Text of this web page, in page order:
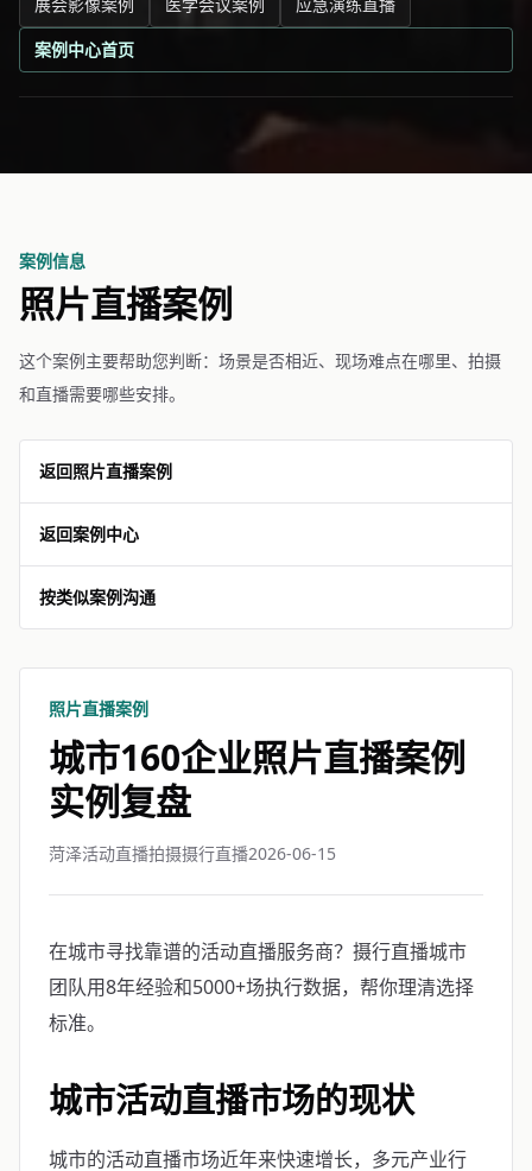
案例中心首页
案例信息
照片直播案例
这个案例主要帮助您判断：场景是否相近、现场难点在哪里、拍摄
和直播需要哪些安排。
返回照片直播案例
返回案例中心
按类似案例沟通
照片直播案例
城市160企业照片直播案例
实例复盘
菏泽活动直播拍摄摄行直播2026-06-15
在城市寻找靠谱的活动直播服务商？摄行直播城市
团队用8年经验和5000+场执行数据，帮你理清选择
标准。
城市活动直播市场的现状
城市的活动直播市场近年来快速增长，多元产业行